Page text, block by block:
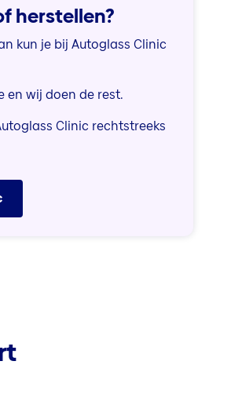
herstellen?
kun je bij Autoglass Clinic
en wij doen de rest.
Clinic rechtstreeks